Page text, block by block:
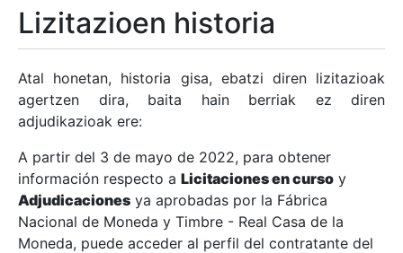
Erakutsi/Ezkutatu
Erakutsi/Ezkutatu
Erakutsi/Ezkutatu
Erakutsi/Ezkutatu
Lizitazioen historia
Atal honetan, historia gisa, ebatzi diren lizitazioak
agertzen dira, baita hain berriak ez diren
adjudikazioak ere:
A partir del 3 de mayo de 2022, para obtener
información respecto a Licitaciones en curso y
Adjudicaciones ya aprobadas por la Fábrica
Nacional de Moneda y Timbre - Real Casa de la
Moneda, puede acceder al perfil del contratante del